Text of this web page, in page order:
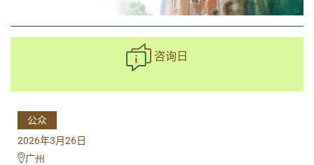
咨询日
公众
2026年3月26日
广州